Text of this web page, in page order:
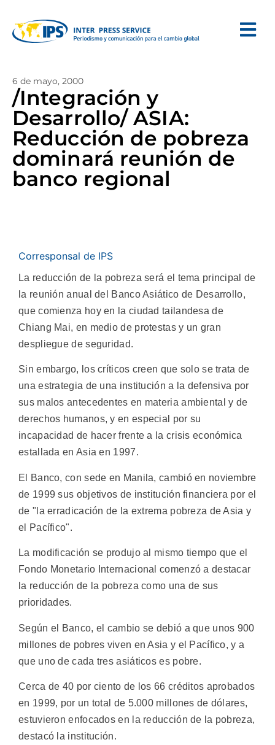
6 de mayo, 2000
/Integración y
Desarrollo/ ASIA:
Reducción de pobreza
dominará reunión de
banco regional
Corresponsal de IPS
La reducción de la pobreza será el tema principal de
la reunión anual del Banco Asiático de Desarrollo,
que comienza hoy en la ciudad tailandesa de
Chiang Mai, en medio de protestas y un gran
despliegue de seguridad.
Sin embargo, los críticos creen que solo se trata de
una estrategia de una institución a la defensiva por
sus malos antecedentes en materia ambiental y de
derechos humanos, y en especial por su
incapacidad de hacer frente a la crisis económica
estallada en Asia en 1997.
El Banco, con sede en Manila, cambió en noviembre
de 1999 sus objetivos de institución financiera por el
de "la erradicación de la extrema pobreza de Asia y
el Pacífico".
La modificación se produjo al mismo tiempo que el
Fondo Monetario Internacional comenzó a destacar
la reducción de la pobreza como una de sus
prioridades.
Según el Banco, el cambio se debió a que unos 900
millones de pobres viven en Asia y el Pacífico, y a
que uno de cada tres asiáticos es pobre.
Cerca de 40 por ciento de los 66 créditos aprobados
en 1999, por un total de 5.000 millones de dólares,
estuvieron enfocados en la reducción de la pobreza,
destacó la institución.